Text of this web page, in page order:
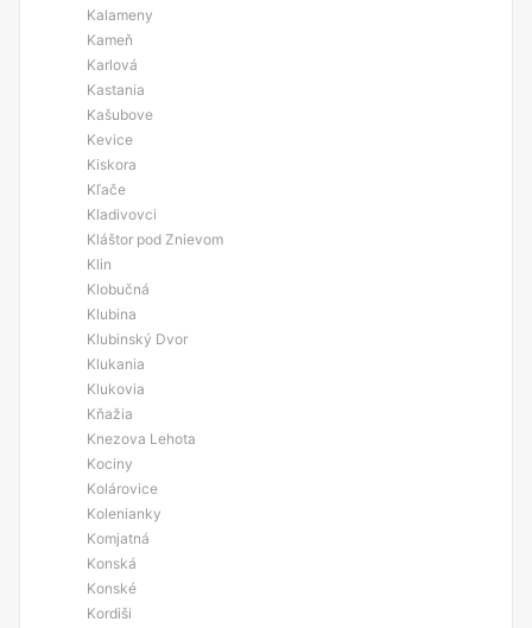
Kalameny
Kameň
Karlová
Kastania
Kašubove
Kevice
Kiskora
Kľače
Kladivovci
Kláštor pod Znievom
Klin
Klobučná
Klubina
Klubinský Dvor
Klukania
Klukovia
Kňažia
Knezova Lehota
Kociny
Kolárovice
Kolenianky
Komjatná
Konská
Konské
Kordiši